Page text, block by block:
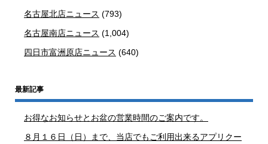
名古屋北店ニュース (793)
名古屋南店ニュース (1,004)
四日市富洲原店ニュース (640)
最新記事
お得なお知らせとお盆の営業時間のご案内です。
８月１６日（日）まで、当店でもご利用出来るアプリクー